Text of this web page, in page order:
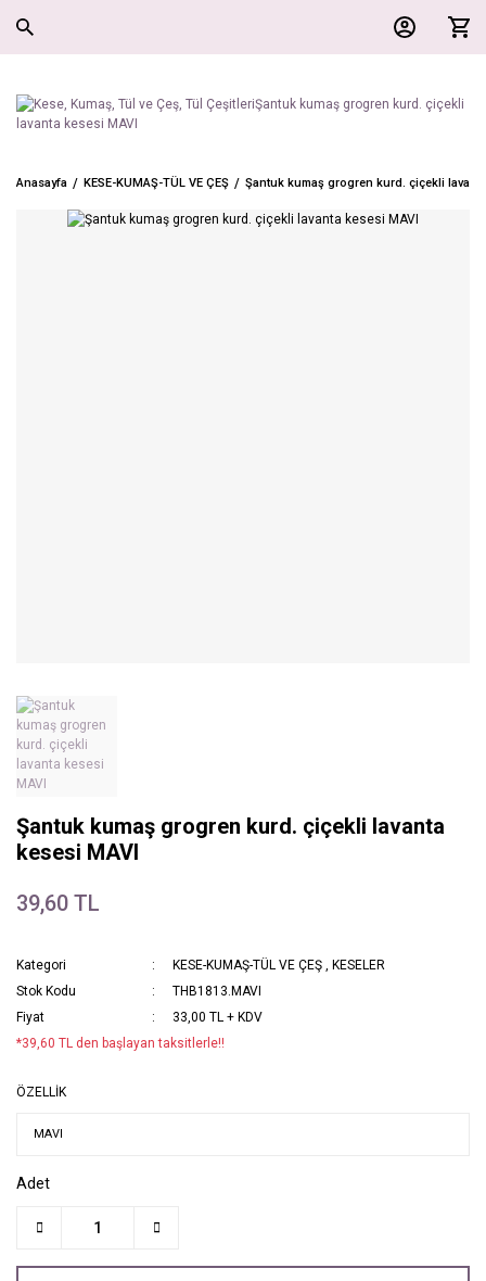
Anasayfa KESE-KUMAŞ-TÜL VE ÇEŞ Şantuk kumaş grogren kurd. çiçekli
Şantuk kumaş grogren kurd. çiçekli lavanta
kesesi MAVI
39,60 TL
Kategori KESE-KUMAŞ-TÜL VE ÇEŞ , KESELER
Stok Kodu
THB1813.MAVI
Fiyat
33,00 TL + KDV
*39,60 TL den başlayan taksitlerle!!
ÖZELLİK
Adet